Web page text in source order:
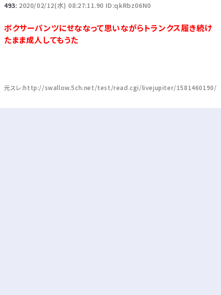
493: 2020/02/12(水) 08:27:11.90 ID:qkRbz06N0
ボクサーパンツにせななって思いながらトランクス履き続け
たまま成人してもうた
元スレ:http://swallow.5ch.net/test/read.cgi/livejupiter/1581460190/